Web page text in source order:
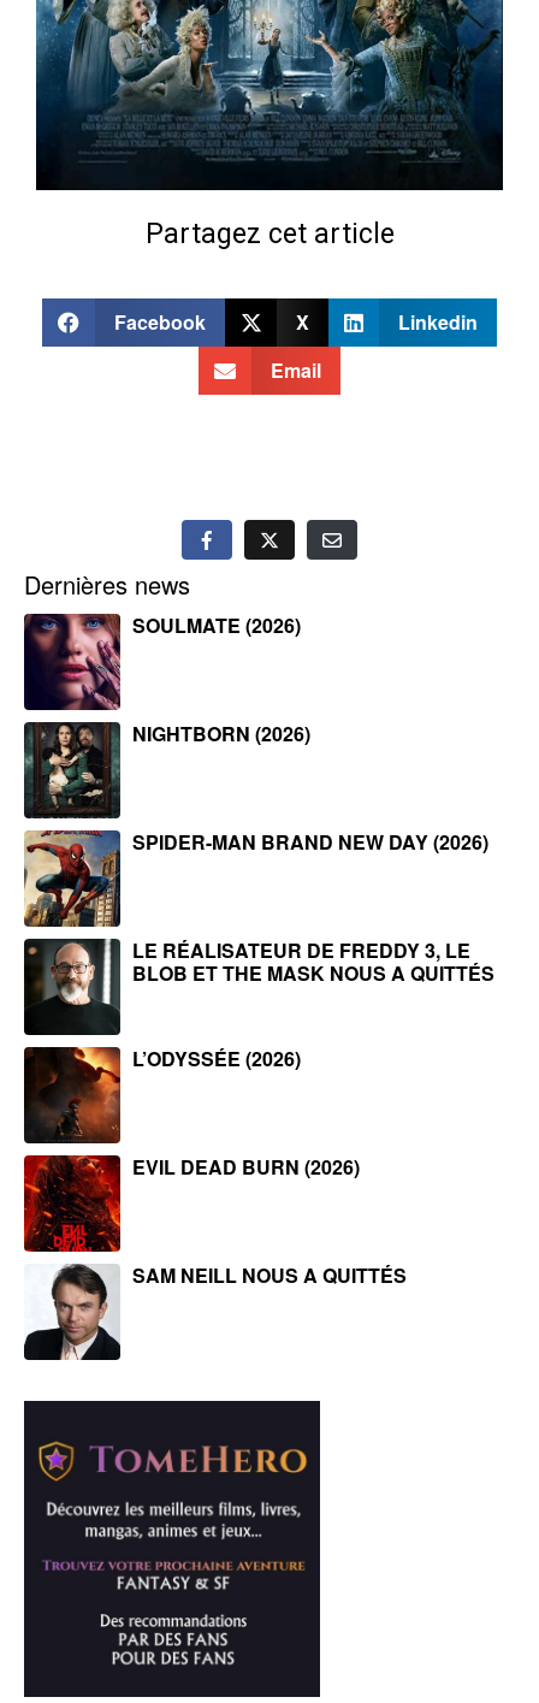
Partagez cet article
Facebook X
Linkedin
Email
Dernières news
SOULMATE (2026)
NIGHTBORN (2026)
SPIDER-MAN BRAND NEW DAY (2026)
LE RÉALISATEUR DE FREDDY 3, LE
BLOB ET THE MASK NOUS A QUITTÉS
L’ODYSSÉE (2026)
EVIL DEAD BURN (2026)
SAM NEILL NOUS A QUITTÉS